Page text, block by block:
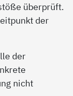
überprüft.
der
der
nicht